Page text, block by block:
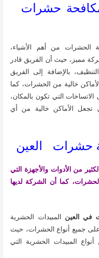
حشرات
الحشرات من أهم الأشياء،
مميز، حيث أن الفريق قادر
بالإضافة إلى الفريق
خالية من الحشرات، كما
التي تكون بالمكان،
تجعل الأماكن خالية من أي
حشرات العين
من الأدوات والأجهزة التي
كما أن الشركة لديها
في العين المبيدات الحشرية
جميع أنواع الحشرات، حيث
المبيدات الحشرية التي